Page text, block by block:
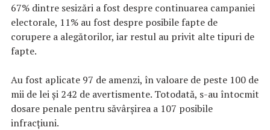
67% dintre sesizări a fost despre continuarea campaniei
electorale, 11% au fost despre posibile fapte de
corupere a alegătorilor, iar restul au privit alte tipuri de
fapte.
Au fost aplicate 97 de amenzi, în valoare de peste 100 de
mii de lei și 242 de avertismente. Totodată, s-au întocmit
dosare penale pentru săvârșirea a 107 posibile
infracțiuni.